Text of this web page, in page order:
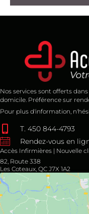
Nos services sont offerts
domicile. Préférence sur
Pour plus d'information,
T. 450 844-4793
Rendez-vous en
Accès Infirmières | Nouvelle
82, Route 338
Les Coteaux, QC J7X 1A2